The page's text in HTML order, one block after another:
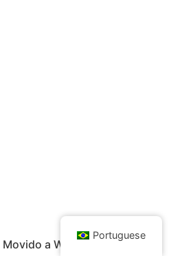
| Movido a WordPress
Portuguese